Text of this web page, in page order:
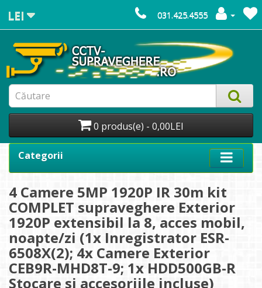
LEI 031.425.4555
0 produs(e) - 0,00LEI
Categorii
4 Camere 5MP 1920P IR 30m kit
COMPLET supraveghere Exterior
1920P extensibil la 8, acces mobil,
noapte/zi (1x Inregistrator ESR-
6508X(2); 4x Camere Exterior
CEB9R-MHD8T-9; 1x HDD500GB-R
Stocare si accesoriile incluse)